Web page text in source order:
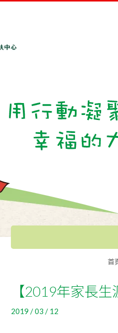
首
【2019年家長
2019 / 03 / 12